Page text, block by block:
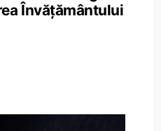
Învățământului